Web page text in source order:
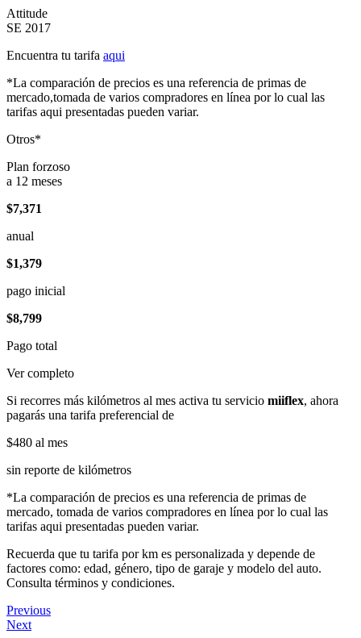
Attitude
SE 2017
Encuentra tu tarifa aqui
*La comparación de precios es una referencia de primas de
mercado,tomada de varios compradores en línea por lo cual las
tarifas aqui presentadas pueden variar.
Otros*
Plan forzoso
a 12 meses
$7,371
anual
$1,379
pago inicial
$8,799
Pago total
Ver completo
Si recorres más kilómetros al mes activa tu servicio miiflex, ahora
pagarás una tarifa preferencial de
$480 al mes
sin reporte de kilómetros
*La comparación de precios es una referencia de primas de
mercado, tomada de varios compradores en línea por lo cual las
tarifas aqui presentadas pueden variar.
Recuerda que tu tarifa por km es personalizada y depende de
factores como: edad, género, tipo de garaje y modelo del auto.
Consulta términos y condiciones.
Previous
Next